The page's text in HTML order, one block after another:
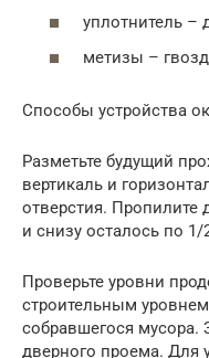
уплотнитель –
метизы –
Способы устройства
Разметьте будущий
вертикаль и
отверстия. Пропилите
и снизу осталось по 1/
Проверьте уровни
строительным
собравшегося мусора.
дверного проема. Для